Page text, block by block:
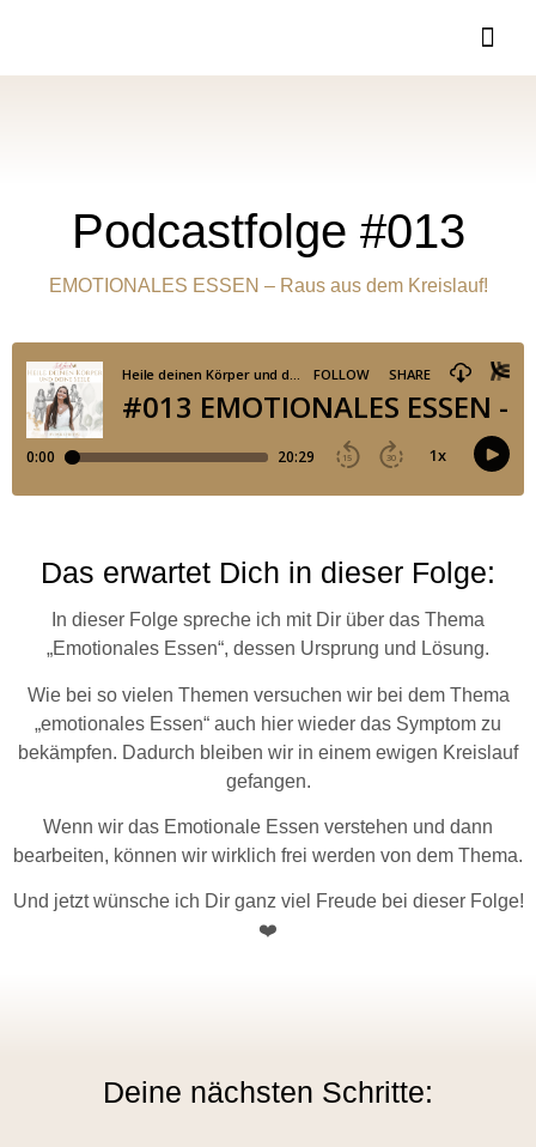
Podcastfolge #013
EMOTIONALES ESSEN – Raus aus dem Kreislauf!
Das erwartet Dich in dieser Folge:
In dieser Folge spreche ich mit Dir über das Thema
„Emotionales Essen“, dessen Ursprung und Lösung.
Wie bei so vielen Themen versuchen wir bei dem Thema
„emotionales Essen“ auch hier wieder das Symptom zu
bekämpfen. Dadurch bleiben wir in einem ewigen Kreislauf
gefangen.
Wenn wir das Emotionale Essen verstehen und dann
bearbeiten, können wir wirklich frei werden von dem Thema.
Und jetzt wünsche ich Dir ganz viel Freude bei dieser Folge!
❤️
Deine nächsten Schritte: